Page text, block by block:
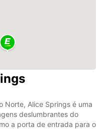
Norte, Alice Springs é uma
deslumbrantes do
a porta de entrada para o